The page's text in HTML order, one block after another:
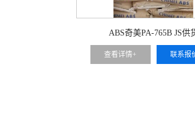
ABS奇美PA-765B JS供
查看详情+ 联系报